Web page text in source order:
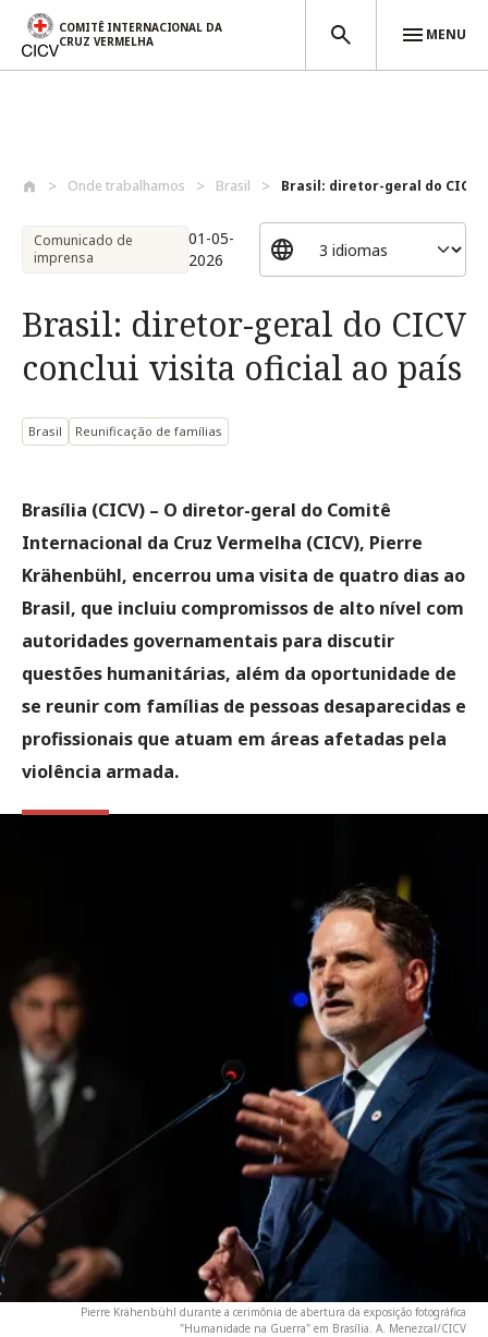
COMITÊ INTERNACIONAL DA
CRUZ VERMELHA
MENU
Onde trabalhamos Brasil Brasil: diretor-geral do CICV
Comunicado de
imprensa
01-05-
2026
Brasil: diretor-geral do CICV
conclui visita oficial ao país
Brasil Reunificação de famílias
Brasília (CICV) – O diretor-geral do Comitê
Internacional da Cruz Vermelha (CICV), Pierre
Krähenbühl, encerrou uma visita de quatro dias ao
Brasil, que incluiu compromissos de alto nível com
autoridades governamentais para discutir
questões humanitárias, além da oportunidade de
se reunir com famílias de pessoas desaparecidas e
profissionais que atuam em áreas afetadas pela
violência armada.
Pierre Krähenbühl durante a cerimônia de abertura da exposição fotográfica
"Humanidade na Guerra" em Brasília. A. Menezcal/CICV